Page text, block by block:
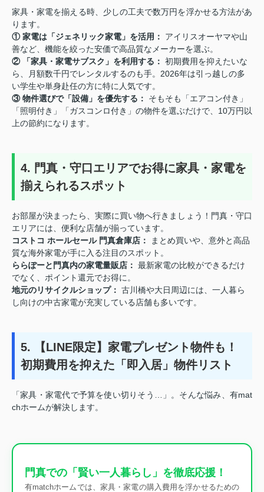
家具・家電を揃える時、少しの工夫で数万円を浮かせる方法があ
ります。
① 家電は「ジェネリック家電」を活用：
アイリスオーヤマや山
善など、機能を絞った安価で高品質なメーカーを選ぶ。
② 「家具・家電サブスク」を利用する： 初期費用を抑えたいな
ら、月額数千円でレンタルするのも手。2026年は引っ越しの多
い学生や単身赴任の方に特に人気です。
③ 物件選びで「設備」を優先する：
そもそも「エアコン付き」
「照明付き」「ガスコンロ付き」の物件を選ぶだけで、10万円以
上の節約になります。
4. 門真・守口エリアでお得に家具・家電を
揃えられるスポット
お部屋が決まったら、実際に買い物へ行きましょう！門真・守口
エリアには、便利な店舗が揃っています。
コストコ ホールセール 門真倉庫店：
まとめ買いや、意外と高品
質な海外家電が手に入る注目のスポット。
ららぽーと門真内の家電量販店： 最新家電の比較ができるだけ
でなく、ポイント還元でお得に。
地元のリサイクルショップ： 古川橋や大日周辺には、一人暮ら
し向けの中古家電が充実している店舗も多いです。
5. 【LINE限定】家電プレゼント物件も！
初期費用を抑えた「即入居」物件リスト
「家具・家電代で予算を使い切りそう…」。そんな悩み、有mat
chホームが解決します。
門真での「賢い一人暮らし」を徹底応援！
有matchホームでは、家具・家電の購入費用を浮かせるための